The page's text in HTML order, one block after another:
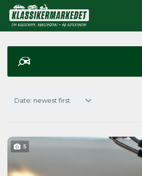
Date: newest first
5